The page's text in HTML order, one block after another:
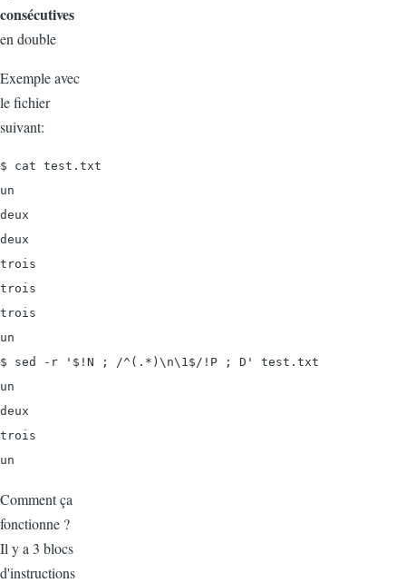
consécutives
en double
Exemple avec
le fichier
suivant:
$ cat test.txt
un
deux
deux
trois
trois
trois
un
$ sed -r '$!N ; /^(.*)\n\1$/!P ; D' test.txt
un
deux
trois
un
Comment ça
fonctionne ?
Il y a 3 blocs
d'instructions